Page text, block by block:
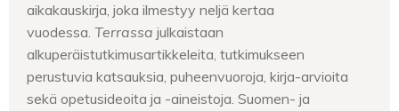
aikakauskirja, joka ilmestyy neljä kertaa
vuodessa. Terrassa julkaistaan
alkuperäistutkimusartikkeleita, tutkimukseen
perustuvia katsauksia, puheenvuoroja, kirja-arvioita
sekä opetusideoita ja -aineistoja. Suomen- ja